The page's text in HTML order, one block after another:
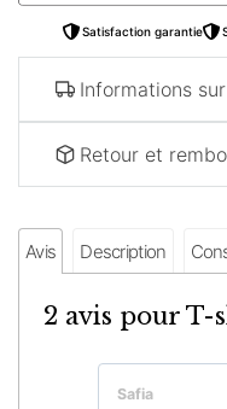
Satisfaction garantie
Informations
Retour et
Avis Description
2 avis pour T-
Safia